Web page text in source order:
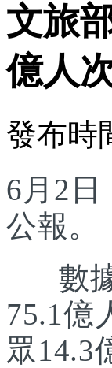
文旅
億人
發布時
6月2日
公報。
數據
75.1億
眾14.3